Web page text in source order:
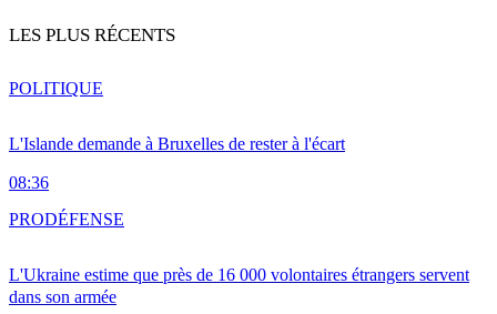
LES PLUS RÉCENTS
L'Islande demande à Bruxelles de rester à l'écart
08:36
POLITIQUE
L'Ukraine estime que près de 16 000 volontaires étrangers servent
dans son armée
PRODÉFENSE